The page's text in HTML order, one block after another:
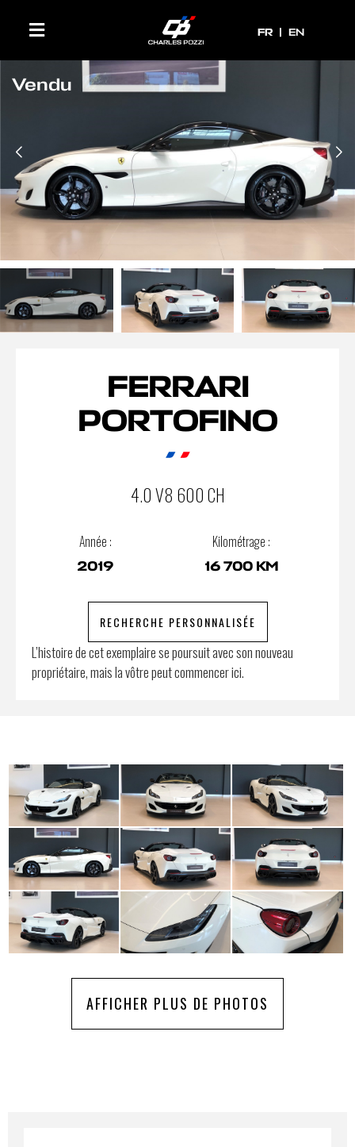
FR
FR EN
Vendu
FERRARI
PORTOFINO
4.0 V8 600 CH
Année :
2019
Kilométrage :
16 700 KM
RECHERCHE PERSONNALISÉE
L’histoire de cet exemplaire se poursuit avec son nouveau
propriétaire, mais la vôtre peut commencer ici.
AFFICHER PLUS DE PHOTOS